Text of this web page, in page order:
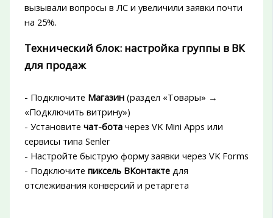
вызывали вопросы в ЛС и увеличили заявки почти
на 25%.
Технический блок: настройка группы в ВК
для продаж
- Подключите Магазин(раздел «Товары» →
«Подключить витрину»)
- Установите чат-ботачерез VK Mini Apps или
сервисы типа Senler
- Настройте быструю форму заявки через VK Forms
- Подключите пиксель ВКонтактедля
отслеживания конверсий и ретаргета